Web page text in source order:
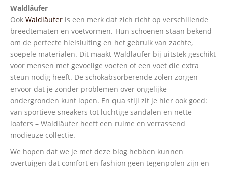
Waldläufer
Ook Waldläufer is een merk dat zich richt op verschillende
breedtematen en voetvormen. Hun schoenen staan bekend
om de perfecte hielsluiting en het gebruik van zachte,
soepele materialen. Dit maakt Waldläufer bij uitstek geschikt
voor mensen met gevoelige voeten of een voet die extra
steun nodig heeft. De schokabsorberende zolen zorgen
ervoor dat je zonder problemen over ongelijke
ondergronden kunt lopen. En qua stijl zit je hier ook goed:
van sportieve sneakers tot luchtige sandalen en nette
loafers – Waldläufer heeft een ruime en verrassend
modieuze collectie.
We hopen dat we je met deze blog hebben kunnen
overtuigen dat comfort en fashion geen tegenpolen zijn en